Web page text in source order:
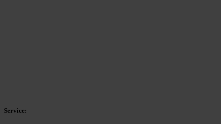
Service: